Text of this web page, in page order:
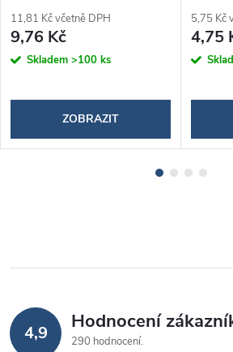
11,81 Kč včetně DPH
9,76 Kč
Skladem >100 ks
ZOBRAZIT
5,75 Kč
4,75
4,9 Hodnocení
290 hodnocení